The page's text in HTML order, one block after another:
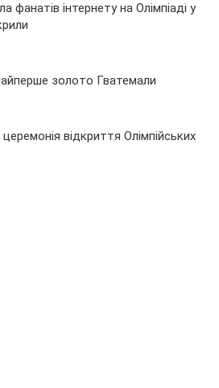
фанатів інтернету на Олімпіаді у
золото Гватемали
відкриття Олімпійських